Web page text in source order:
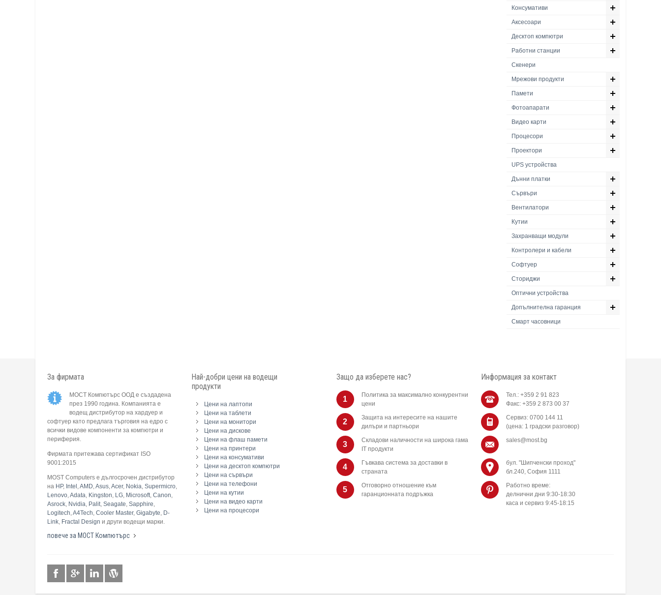
Консумативи
Аксесоари
Десктоп компютри
Работни станции
Скенери
Мрежови продукти
Памети
Фотоапарати
Видео карти
Процесори
Проектори
UPS устройства
Дънни платки
Сървъри
Вентилатори
Кутии
Захранващи модули
Контролери и кабели
Софтуер
Сториджи
Оптични устройства
Допълнителна гаранция
Смарт часовници
За фирмата
МОСТ Компютърс ООД е създадена
през 1990 година. Компанията е
водещ дистрибутор на хардуер и
софтуер като предлага търговия на едро с
всички видове компоненти за компютри и
периферия.
Фирмата притежава сертификат ISO
9001:2015
MOST Computers е дългосрочен дистрибутор
на HP, Intel ,AMD,Asus,Acer, Nokia, Supermicro,
Lenovo,Adata, Kingston, LG, Microsoft, Canon,
Asrock, Nvidia, Palit, Seagate, Sapphire,
Logitech,A4Tech, Cooler Master, Gigabyte, D-
Link, Fractal Design и други водещи марки.
повече за МОСТ Компютърс
Най-добри цени на водещи
продукти
Цени на лаптопи
Цени на таблети
Цени на монитори
Цени на дискове
Цени на флаш памети
Цени на принтери
Цени на консумативи
Цени на десктоп компютри
Цени на сървъри
Цени на телефони
Цени на кутии
Цени на видео карти
Цени на процесори
Защо да изберете нас?
1
Политика за максимално конкурентни
цени
2
Защита на интересите на нашите
дилъри и партньори
3
Складови наличности на широка гама
IT продукти
4
Гъвкава система за доставки в
страната
5
Отговорно отношение към
гаранционната подръжка
Информация за контакт
Тел.: +359 2 91 823
Факс: +359 2 873 00 37
Сервиз: 0700 144 11
(цена: 1 градски разговор)
sales@most.bg
бул. "Шипченски проход"
бл.240, София 1111
Работно време:
делнични дни 9:30-18:30
каса и сервиз 9:45-18:15